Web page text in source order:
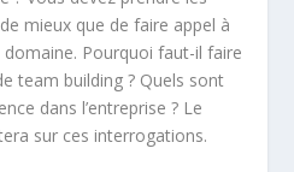
mieux que de faire appel à
Pourquoi faut-il faire
team building ? Quels sont
dans l’entreprise ? Le
sur ces interrogations.